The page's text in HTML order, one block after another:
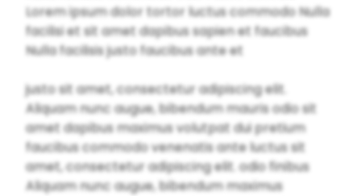
Lorem ipsum dolor tortor luctus commodo Nulla
facilisi et sit amet dapibus sapien et faucibus
Nulla facilisis justo faucibus ante et
justo sit amet, consectetur adipiscing elit.
Aliquam nunc augue, bibendum mauris odio sit
amet dapibus maximus volutpat dui pretium
faucibus commodo venenatis ante luctus sit
amet, consectetur adipiscing elit. odio finibus
Aliquam nunc augue, bibendum maximus